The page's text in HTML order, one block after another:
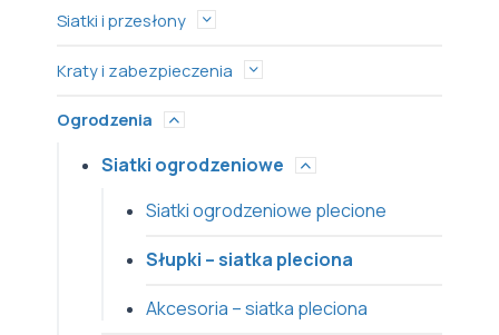
Siatki i przesłony
Kraty i zabezpieczenia
Ogrodzenia
Siatki ogrodzeniowe
Siatki ogrodzeniowe plecione
Słupki – siatka pleciona
Akcesoria – siatka pleciona